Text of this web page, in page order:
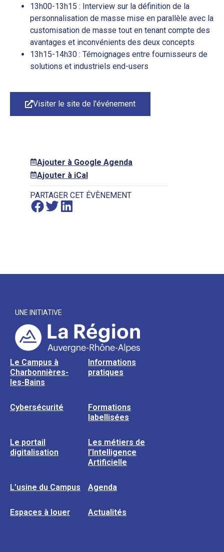
13h00-13h15 : Interview sur la définition de la
personnalisation de masse mise en parallèle avec la
customisation de masse tout en tenant compte des
avantages et inconvénients des deux concepts
13h15-14h30 : Témoignages entre fournisseurs de
solutions et industriels end-users
Visiter le site de l'événement
Ajouter à Google Agenda
Ajouter à iCal
PARTAGER CET ÉVÈNEMENT
UNE INITIATIVE
Le Campus à
Charbonnières-
les-Bains
Informations
pratiques
Cybersécurité
Formations
labellisées
Le portail
digitalisation
Les métiers de
l’Intelligence
Artificielle
L’usine du Campus Agenda
Espaces à louer Actualités